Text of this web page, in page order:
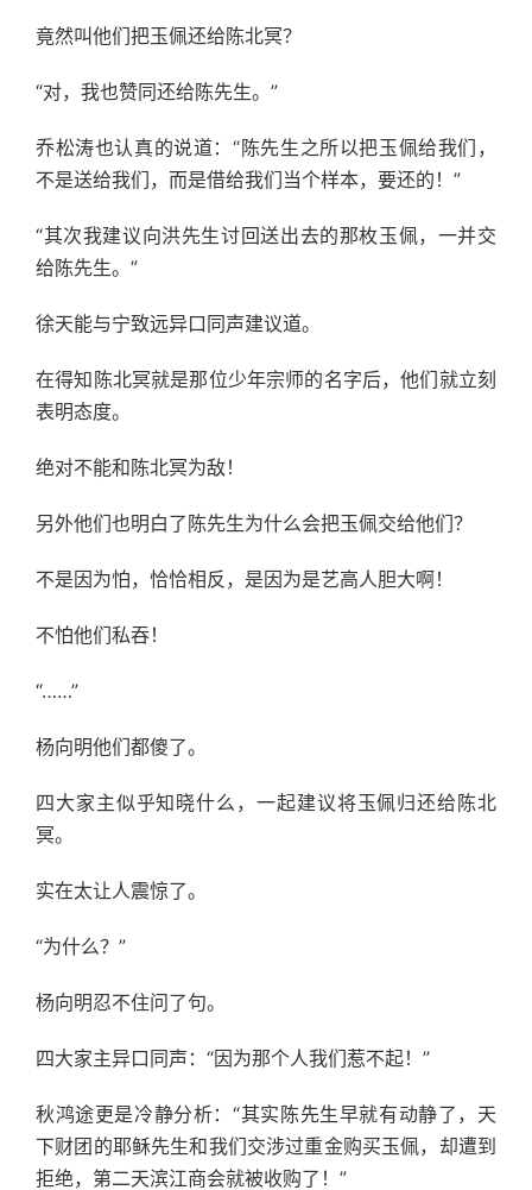
竟然叫他们把玉佩还给陈北冥？
“对，我也赞同还给陈先生。”
乔松涛也认真的说道：“陈先生之所以把玉佩给我们，
不是送给我们，而是借给我们当个样本，要还的！”
“其次我建议向洪先生讨回送出去的那枚玉佩，一并交
给陈先生。”
徐天能与宁致远异口同声建议道。
在得知陈北冥就是那位少年宗师的名字后，他们就立刻
表明态度。
绝对不能和陈北冥为敌！
另外他们也明白了陈先生为什么会把玉佩交给他们？
不是因为怕，恰恰相反，是因为是艺高人胆大啊！
不怕他们私吞！
“……”
杨向明他们都傻了。
四大家主似乎知晓什么，一起建议将玉佩归还给陈北
冥。
实在太让人震惊了。
“为什么？”
杨向明忍不住问了句。
四大家主异口同声：“因为那个人我们惹不起！”
秋鸿途更是冷静分析：“其实陈先生早就有动静了，天
下财团的耶稣先生和我们交涉过重金购买玉佩，却遭到
拒绝，第二天滨江商会就被收购了！”